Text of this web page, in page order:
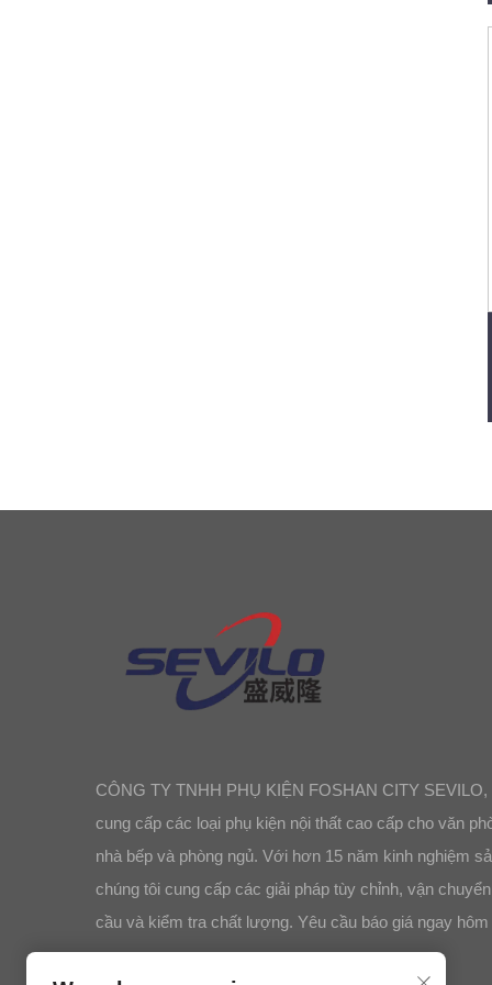
CÔNG TY TNHH PHỤ KIỆN FOSHAN CITY SEVILO,
cung cấp các loại phụ kiện nội thất cao cấp cho văn
nhà bếp và phòng ngủ. Với hơn 15 năm kinh nghiệm
chúng tôi cung cấp các giải pháp tùy chỉnh, vận
cầu và kiểm tra chất lượng. Yêu cầu báo giá ngay hôm